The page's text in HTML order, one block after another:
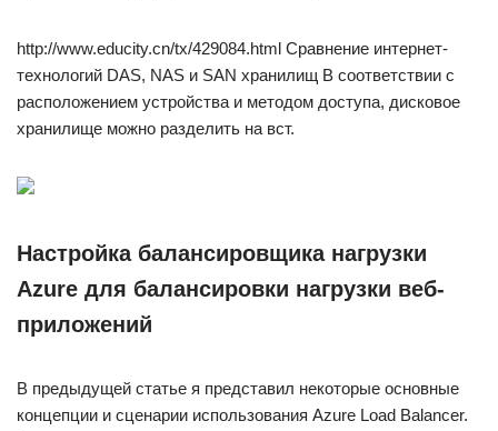
http://www.educity.cn/tx/429084.html Сравнение интернет-
технологий DAS, NAS и SAN хранилищ В соответствии с
расположением устройства и методом доступа, дисковое
хранилище можно разделить на вст.
Настройка балансировщика нагрузки
Azure для балансировки нагрузки веб-
приложений
В предыдущей статье я представил некоторые основные
концепции и сценарии использования Azure Load Balancer.